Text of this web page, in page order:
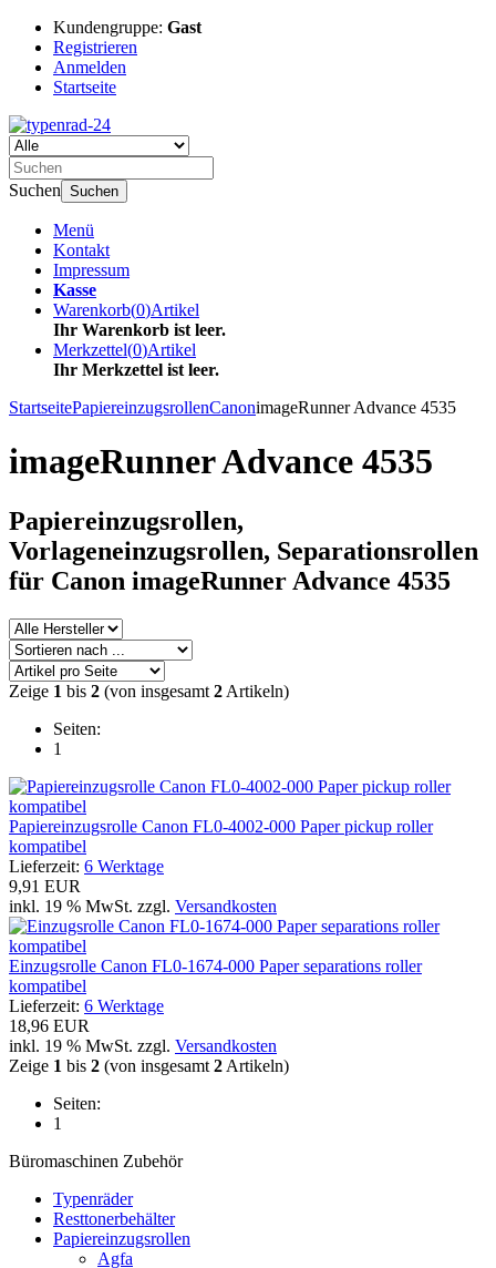
Kundengruppe: Gast
Registrieren
Anmelden
Startseite
Suchen Suchen
Menü
Kontakt
Impressum
Kasse
Warenkorb(0)Artikel
Ihr Warenkorb ist leer.
Merkzettel(0)Artikel
Ihr Merkzettel ist leer.
StartseitePapiereinzugsrollenCanonimageRunner Advance 4535
imageRunner Advance 4535
Papiereinzugsrollen,
Vorlageneinzugsrollen, Separationsrollen
für Canon imageRunner Advance 4535
Zeige 1 bis 2 (von insgesamt 2 Artikeln)
Seiten:
1
Papiereinzugsrolle Canon FL0-4002-000 Paper pickup roller
kompatibel
Lieferzeit: 6 Werktage
9,91 EUR
inkl. 19 % MwSt. zzgl. Versandkosten
Einzugsrolle Canon FL0-1674-000 Paper separations roller
kompatibel
Lieferzeit: 6 Werktage
18,96 EUR
inkl. 19 % MwSt. zzgl. Versandkosten
Zeige 1 bis 2 (von insgesamt 2 Artikeln)
Seiten:
1
Büromaschinen Zubehör
Typenräder
Resttonerbehälter
Papiereinzugsrollen
Agfa